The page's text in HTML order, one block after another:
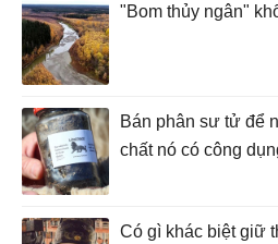
"Bom thủy ngân"
Bán phân sư tử để
chất nó có công
Có gì khác biệt giữ